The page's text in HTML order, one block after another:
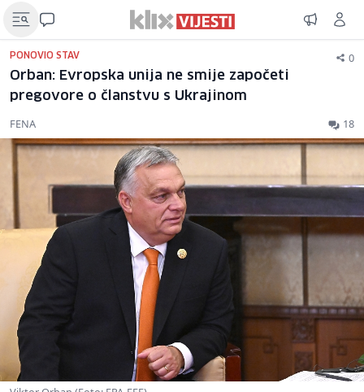
PONOVIO STAV 0
Orban: Evropska unija ne smije započeti
pregovore o članstvu s Ukrajinom
FENA 18